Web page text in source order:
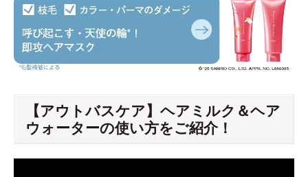
【アウトバスケア】ヘアミルク＆ヘア
ウォーターの使い方をご紹介！